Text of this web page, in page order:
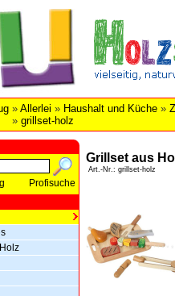
» Allerlei » Haushalt und Küche»
» grillset-holz
Profisuche
Grillset aus
Art.-Nr.: grillset-holz